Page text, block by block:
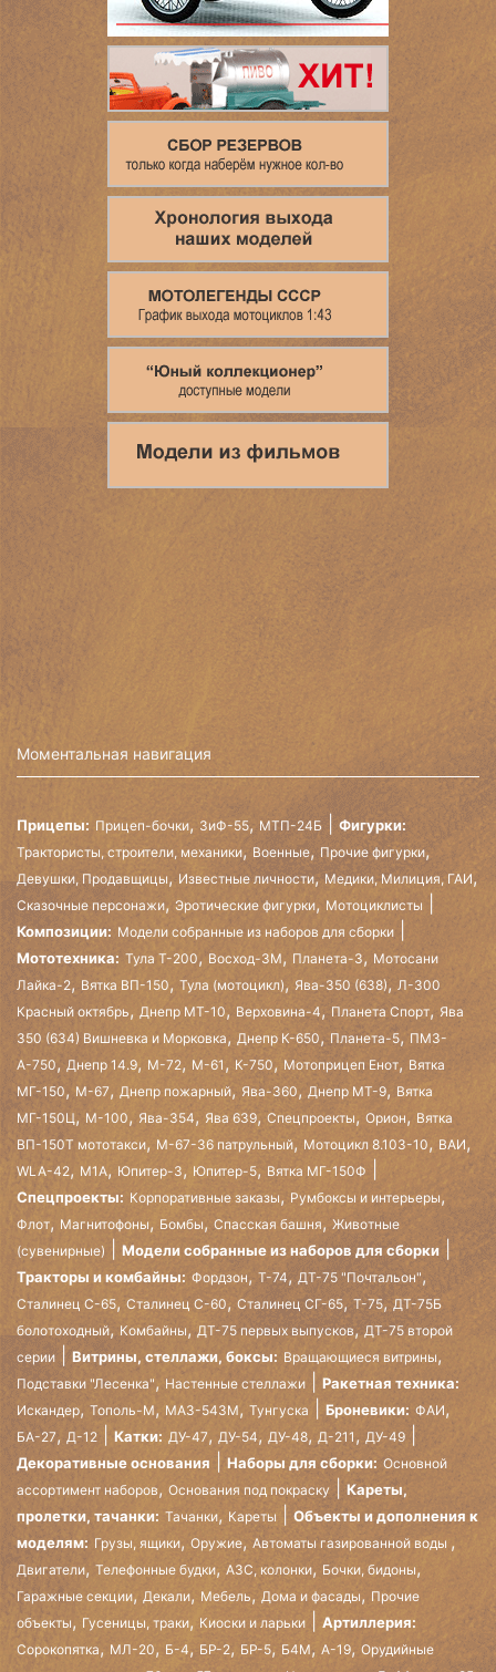
Моментальная навигация
Прицепы: Прицеп-бочки, ЗиФ-55, МТП-24Б Фигурки:
Трактористы, строители, механики, Военные, Прочие фигурки,
Девушки, Продавщицы, Известные личности, Медики, Милиция, ГАИ,
Сказочные персонажи, Эротические фигурки, Мотоциклисты
Композиции: Модели собранные из наборов для сборки
Мототехника: Тула Т-200,Восход-3М, Планета-3, Мотосани
Лайка-2, Вятка ВП-150, Тула (мотоцикл), Ява-350 (638), Л-300
Красный октябрь, Днепр МТ-10, Верховина-4, Планета Спорт, Ява
350 (634) Вишневка и Морковка, Днепр К-650,Планета-5,ПМЗ-
А-750, Днепр 14.9, М-72, М-61 , К-750, Мотоприцеп Енот, Вятка
МГ-150, М-67, Днепр пожарный, Ява-360, Днепр МТ-9, Вятка
МГ-150Ц, М-100, Ява-354, Ява 639,Спецпроекты, Орион, Вятка
ВП-150Т мототакси, М-67-36 патрульный, Мотоцикл 8.103-10, ВАИ,
WLA-42, М1А, Юпитер-3, Юпитер-5, Вятка МГ-150Ф
Спецпроекты: Корпоративные заказы, Румбоксы и интерьеры,
Флот, Магнитофоны, Бомбы, Спасская башня,Животные
(сувенирные)
Модели собранные из наборов для сборки
Тракторы и комбайны: Фордзон, Т-74, ДТ-75 "Почтальон",
Сталинец С-65,Сталинец С-60, Сталинец СГ-65, Т-75, ДТ-75Б
болотоходный,Комбайны,ДТ-75 первых выпусков, ДТ-75 второй
серии
Витрины, стеллажи, боксы: Вращающиеся витрины,
Подставки "Лесенка", Настенные стеллажи Ракетная техника:
Искандер, Тополь-М, МАЗ-543М, Тунгуска Броневики: ФАИ,
БА-27, Д-12 Катки: ДУ-47, ДУ-54, ДУ-48, Д-211 , ДУ-49
Декоративные основания Наборы для сборки: Основной
ассортимент наборов, Основания под покраску
Кареты,
пролетки, тачанки: Тачанки, Кареты
Объекты и дополнения к
моделям: Грузы, ящики, Оружие, Автоматы газированной воды ,
Двигатели, Телефонные будки, АЗС, колонки, Бочки, бидоны,
Гаражные секции, Декали, Мебель, Дома и фасады, Прочие
объекты, Гусеницы, траки, Киоски и ларьки Артиллерия:
Сорокопятка, МЛ-20, Б-4, БР-2, БР-5, Б4М, А-19, Орудийные